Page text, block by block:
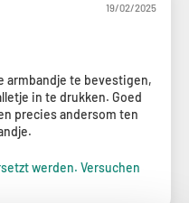
19/02/2025
armbandje te bevestigen,
in te drukken. Goed
precies andersom ten
werden. Versuchen